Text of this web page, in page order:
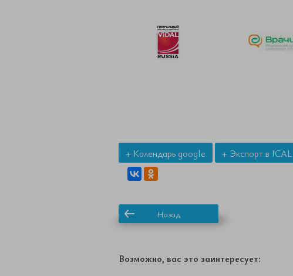
+ Календарь google
+ Экспорт в ICAL
Назад
Возможно, вас это заинтересует: